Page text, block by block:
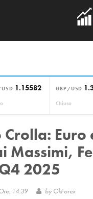
1.15582 GBP/USD
Chiuso
Euro
Massimi,
2025
14:39 by OkForex